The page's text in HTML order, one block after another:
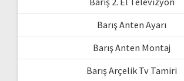
Barış Anten Ayarı
Barış Anten Montaj
Barış Arçelik Tv Tamiri